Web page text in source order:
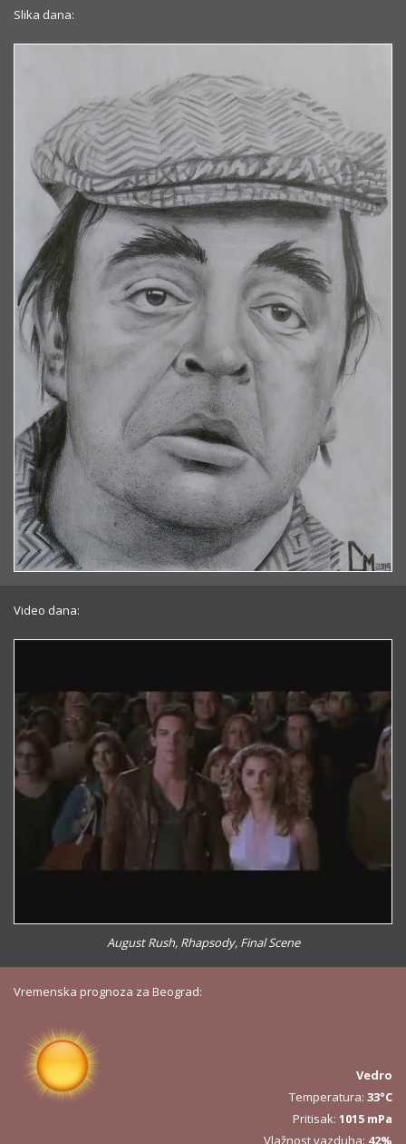
Slika dana:
Video dana:
August Rush, Rhapsody, Final Scene
Vremenska prognoza za Beograd:
Vedro
Temperatura: 33°C
Pritisak: 1015 mPa
Vlažnost vazduha: 42%